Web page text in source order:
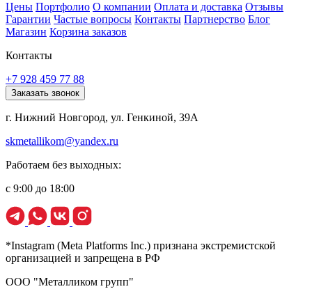
Цены Портфолио О компании Оплата и доставка Отзывы
Гарантии Частые вопросы Контакты Партнерство Блог
Магазин Корзина заказов
Контакты
+7 928 459 77 88
Заказать звонок
г. Нижний Новгород, ул. Генкиной, 39А
skmetallikom@yandex.ru
Работаем без выходных:
с 9:00 до 18:00
*Instagram (Meta Platforms Inc.) признана экстремистской
организацией и запрещена в РФ
ООО "Металликом групп"